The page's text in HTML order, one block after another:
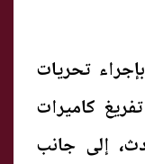
تحريات
كاميرات
إلى جانب